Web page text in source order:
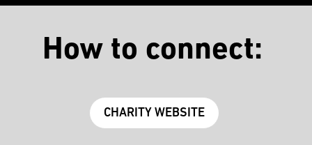
How to connect:
CHARITY WEBSITE